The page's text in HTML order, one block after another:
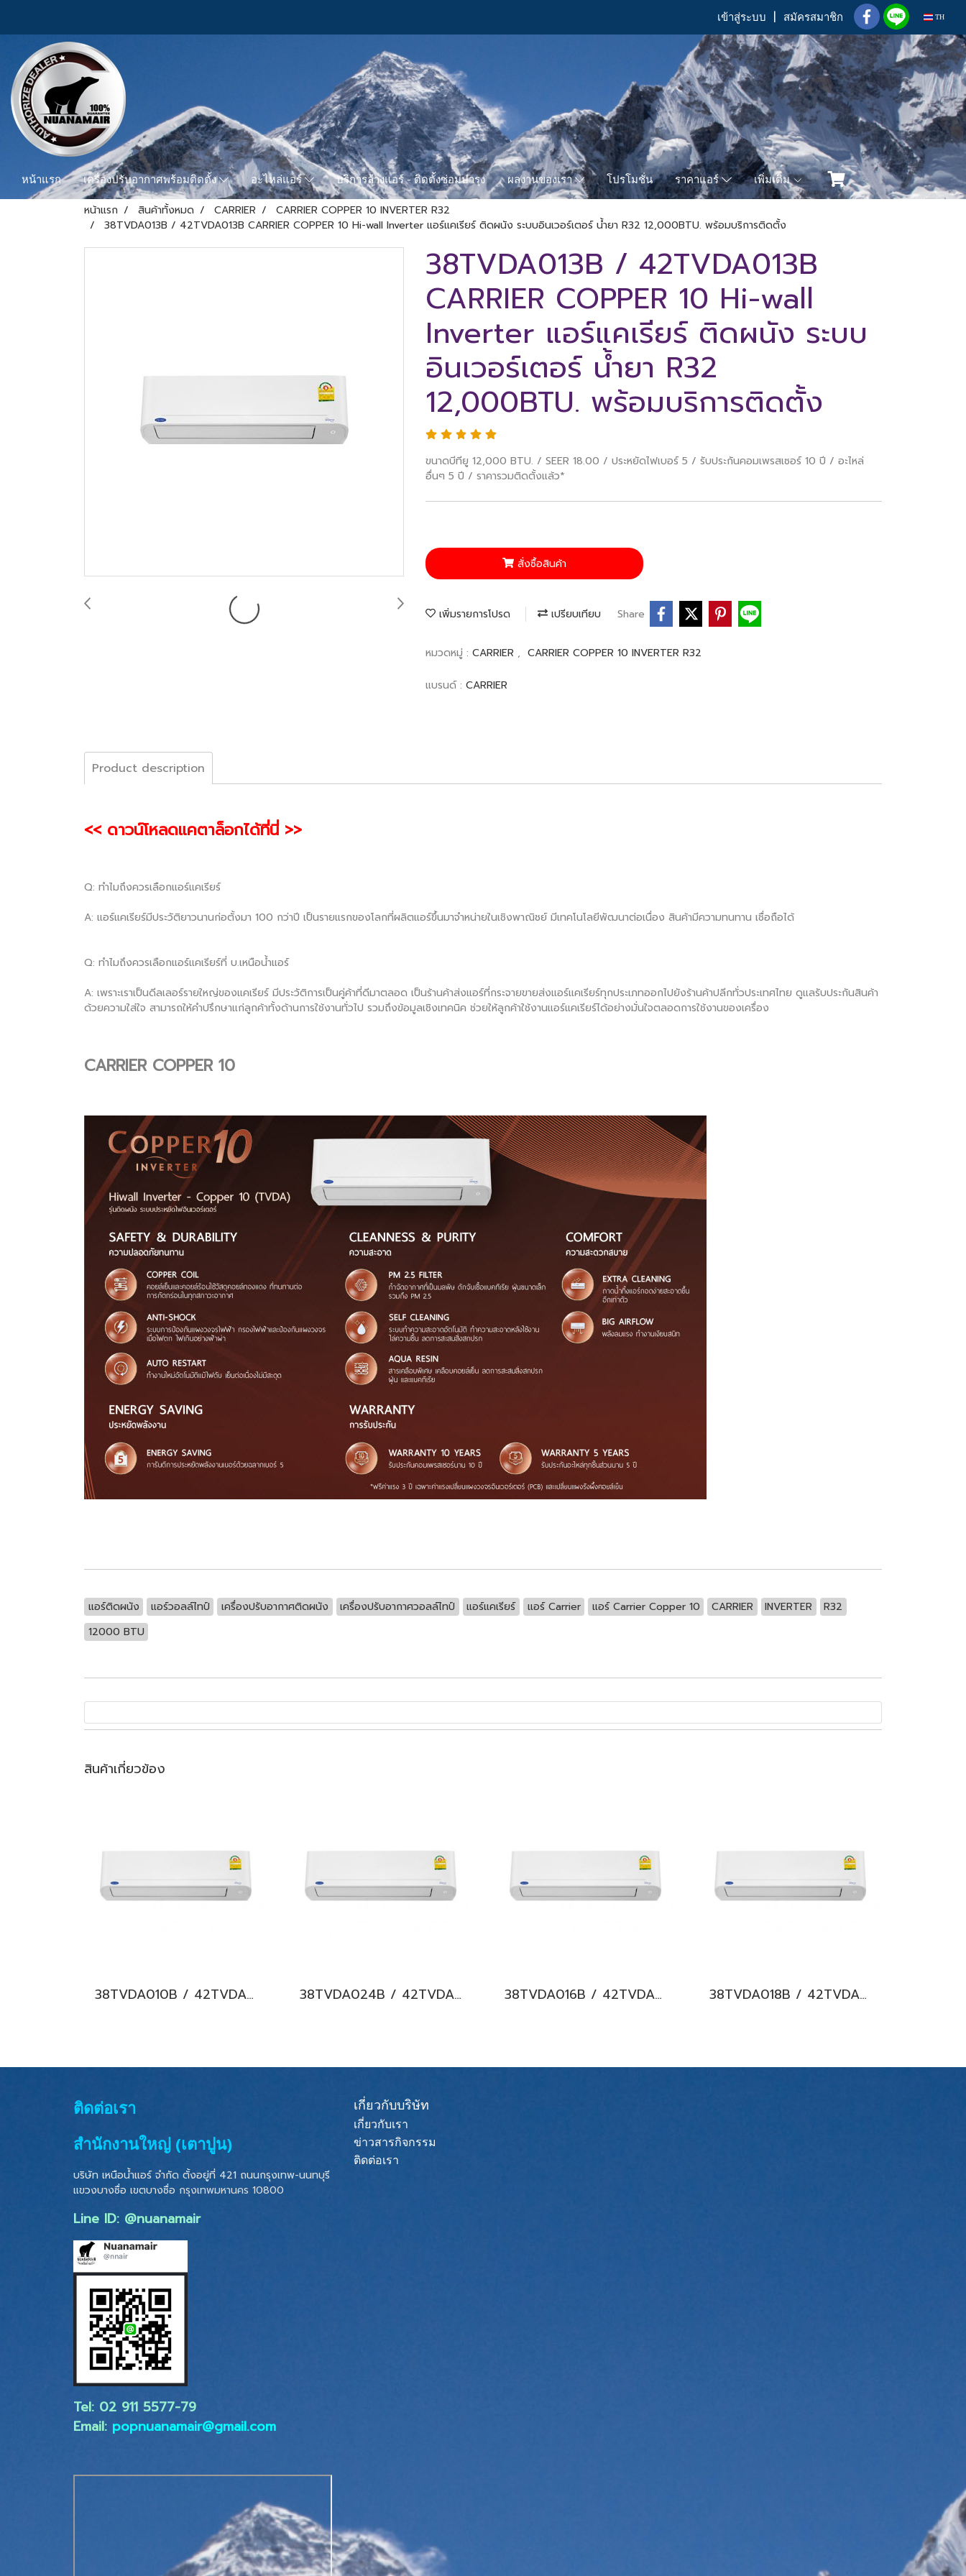
เข้าสู่ระบบ สมัครสมาชิก TH
หน้าแรก เครื่องปรับอากาศพร้อมติดตั้ง อะไหล่แอร์ บริการล้างแอร์ - ติดตั้งซ่อมบำรุง ผลงานของเรา โปรโมชั่น ราคาแอร์ เพิ่มเติม
หน้าแรก สินค้าทั้งหมด CARRIER
CARRIER COPPER 10 INVERTER R32
38TVDA013B / 42TVDA013B CARRIER COPPER 10 Hi-wall Inverter แอร์แคเรียร์ ติดผนัง ระบบอินเวอร์เตอร์ น้ำยา R32 12,000BTU. พร้อมบริการติดตั้ง
38TVDA013B / 42TVDA013B
CARRIER COPPER 10 Hi-wall
Inverter แอร์แคเรียร์ ติดผนัง ระบบ
อินเวอร์เตอร์ น้ำยา R32
12,000BTU. พร้อมบริการติดตั้ง
ขนาดบีทียู 12,000 BTU. / SEER 18.00 / ประหยัดไฟเบอร์ 5 / รับประกันคอมเพรสเซอร์ 10 ปี / อะไหล่
อื่นๆ 5 ปี / ราคารวมติดตั้งแล้ว*
สั่งซื้อสินค้า
เพิ่มรายการโปรด เปรียบเทียบ Share
หมวดหมู่ : CARRIER , CARRIER COPPER 10 INVERTER R32
แบรนด์ : CARRIER
Product description
<< ดาวน์โหลดแคตาล็อกได้ที่นี่ >>
Q: ทำไมถึงควรเลือกแอร์แคเรียร์
A: แอร์แคเรียร์มีประวัติยาวนานก่อตั้งมา 100 กว่าปี เป็นรายแรกของโลกที่ผลิตแอร์ขึ้นมาจำหน่ายในเชิงพาณิชย์ มีเทคโนโลยีพัฒนาต่อเนื่อง สินค้ามีความทนทาน เชื่อถือได้
Q: ทำไมถึงควรเลือกแอร์แคเรียร์ที่ บ.เหนือน้ำแอร์
A: เพราะเราเป็นดีลเลอร์รายใหญ่ของแคเรียร์ มีประวัติการเป็นคู่ค้าที่ดีมาตลอด เป็นร้านค้าส่งแอร์ที่กระจายขายส่งแอร์แคเรียร์ทุกประเภทออกไปยังร้านค้าปลีกทั่วประเทศไทย ดูแลรับประกันสินค้า
ด้วยความใส่ใจ สามารถให้คำปรึกษาแก่ลูกค้าทั้งด้านการใช้งานทั่วไป รวมถึงข้อมูลเชิงเทคนิค ช่วยให้ลูกค้าใช้งานแอร์แคเรียร์ได้อย่างมั่นใจตลอดการใช้งานของเครื่อง
CARRIER COPPER 10
แอร์ติดผนัง แอร์วอลล์ไทป์ เครื่องปรับอากาศติดผนัง เครื่องปรับอากาศวอลล์ไทป์ แอร์แคเรียร์ แอร์ Carrier แอร์ Carrier Copper 10 CARRIER INVERTER
R32
12000 BTU
สินค้าเกี่ยวข้อง
38TVDA010B / 42TVDA010B CARRIER COPPER 10 Hi-wall Inverter แอร์แคเรียร์ ติดผนัง ระบบอินเวอร์เตอร์ น้ำยา R32 9,200BTU. พร้อมบริการติดตั้ง 38TVDA024B / 42TVDA024B CARRIER COPPER 10 Hi-wall Inverter แอร์แคเรียร์ ติดผนัง ระบบอินเวอร์เตอร์ น้ำยา R32 20,400BTU. พร้อมบริการติดตั้ง 38TVDA016B / 42TVDA016B CARRIER COPPER 10 Hi-wall Inverter แอร์แคเรียร์ ติดผนัง ระบบอินเวอร์เตอร์ น้ำยา R32 15,000BTU. พร้อมบริการติดตั้ง 38TVDA018B / 42TVDA018B CARRIER COPPER 10 Hi-wall Inverter แอร์แคเรียร์ ติดผนัง ระบบอินเวอร์เตอร์ น้ำยา R32 18,000BTU. พร้อมบริการติดตั้ง
ติดต่อเรา
สำนักงานใหญ่ (เตาปูน)
บริษัท เหนือน้ำแอร์ จำกัด ตั้งอยู่ที่ 421 ถนนกรุงเทพ-นนทบุรี
แขวงบางซื่อ เขตบางซื่อ กรุงเทพมหานคร 10800
Line ID: @nuanamair
Tel: 02 ​911 5577-79
Email: popnuanamair@gmail.com
เกี่ยวกับบริษัท
เกี่ยวกับเรา
ข่าวสารกิจกรรม
ติดต่อเรา